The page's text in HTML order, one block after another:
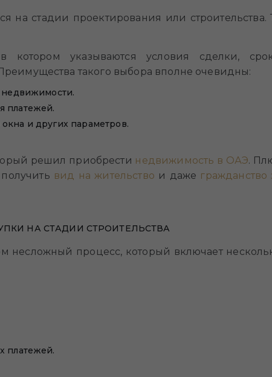
на стадии проектирования или строительства.
котором указываются условия сделки,
такого выбора вполне очевидны:
недвижимости.
платежей.
и других параметров.
решил приобрести недвижимость в ОАЭ.
вид на жительство и даже гражданство
НА СТАДИИ СТРОИТЕЛЬСТВА
процесс, который включает
платежей.